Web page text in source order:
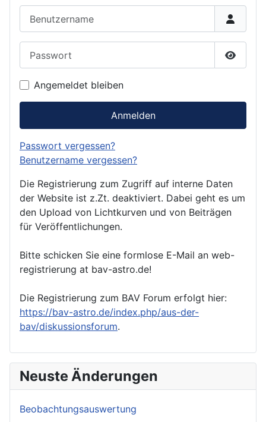
Angemeldet bleiben
Anmelden
Passwort vergessen?
Benutzername vergessen?
Die Registrierung zum Zugriff auf interne Daten
der Website ist z.Zt. deaktiviert. Dabei geht es um
den Upload von Lichtkurven und von Beiträgen
für Veröffentlichungen.
Bitte schicken Sie eine formlose E-Mail an web-
registrierung at bav-astro.de!
Die Registrierung zum BAV Forum erfolgt hier:
https://bav-astro.de/index.php/aus-der-
bav/diskussionsforum.
Neuste Änderungen
Beobachtungsauswertung